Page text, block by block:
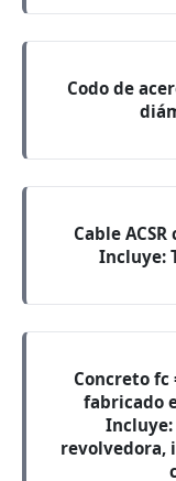
Codo de
Cable
Incluye:
Concreto
fabricado
Incluye:
revolvedora,